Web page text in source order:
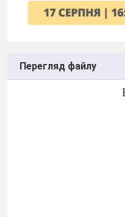
Перегляд файлу